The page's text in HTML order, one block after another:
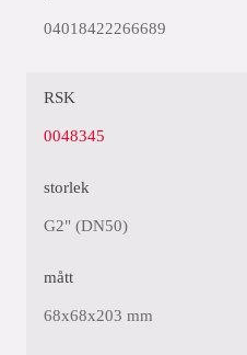
04018422266689
RSK
0048345
storlek
G2" (DN50)
mått
68x68x203 mm